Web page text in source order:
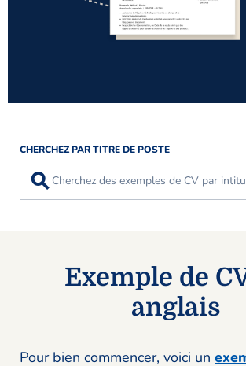
CHERCHEZ PAR TITRE DE POSTE
⚲
Exemple de
anglais
Pour bien commencer, voici un